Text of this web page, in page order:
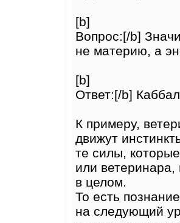
[b]
Вопрос:[/b]
не материю, а
[b]
Ответ:[/b]
К примеру,
движут
те силы,
или
в целом.
То есть
на следующий